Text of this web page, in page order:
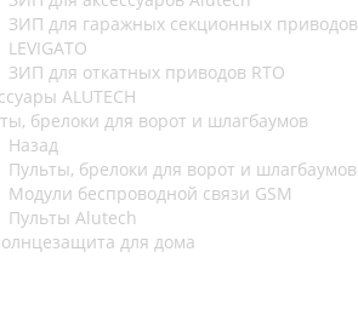
ЗИП для гаражных секционных приводов
LEVIGATO
ЗИП для откатных приводов RTO
ALUTECH
брелоки для ворот и шлагбаумов
Назад
Пульты, брелоки для ворот и шлагбаумов
Модули беспроводной связи GSM
Пульты Alutech
для дома